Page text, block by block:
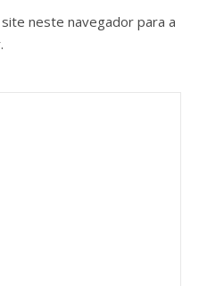
neste navegador para a